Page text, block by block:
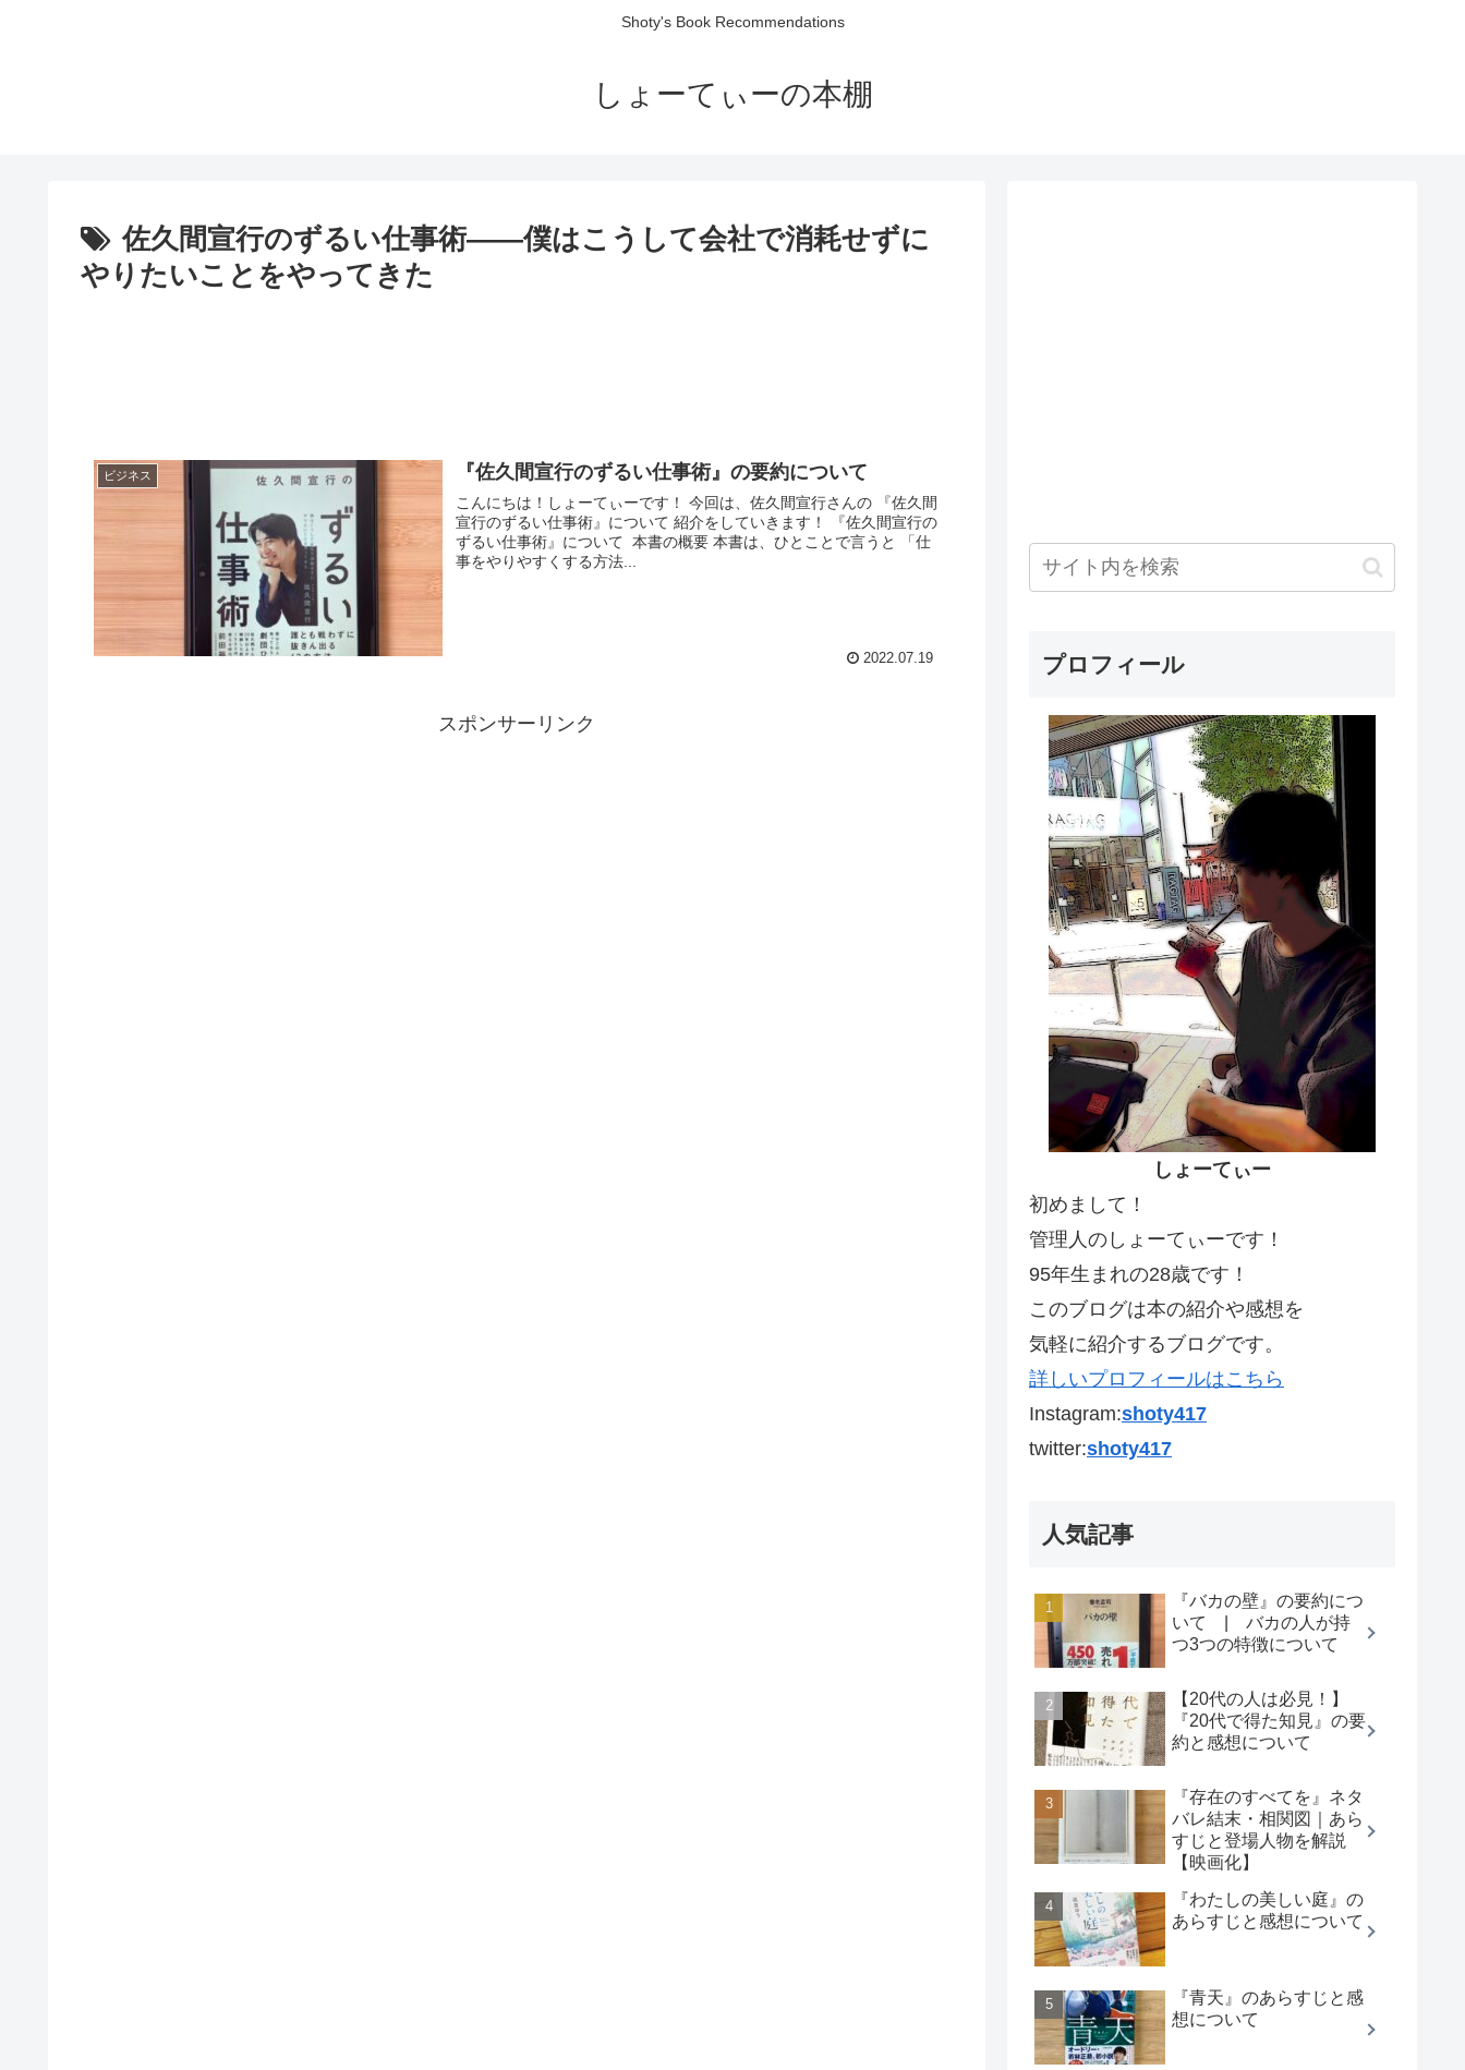
Shoty's Book Recommendations
しょーてぃーの本棚
佐久間宣行のずるい仕事術――僕はこうして会社で消耗せずに
やりたいことをやってきた
ビジネス 『佐久間宣行のずるい仕事術』の要約について
こんにちは！しょーてぃーです！ 今回は、佐久間宣行さんの 『佐久間
宣行のずるい仕事術』について 紹介をしていきます！ 『佐久間宣行の
ずるい仕事術』について 本書の概要 本書は、ひとことで言うと 「仕
事をやりやすくする方法...
2022.07.19
スポンサーリンク
プロフィール
しょーてぃー
初めまして！
管理人のしょーてぃーです！
95年生まれの28歳です！
このブログは本の紹介や感想を
気軽に紹介するブログです。
詳しいプロフィールはこちら
Instagram:shoty417
twitter:shoty417
人気記事
『バカの壁』の要約につ
いて | バカの人が持
つ3つの特徴について
【20代の人は必見！】
『20代で得た知見』の要
約と感想について
『存在のすべてを』ネタ
バレ結末・相関図｜あら
すじと登場人物を解説
【映画化】
『わたしの美しい庭』の
あらすじと感想について
『青天』のあらすじと感
想について